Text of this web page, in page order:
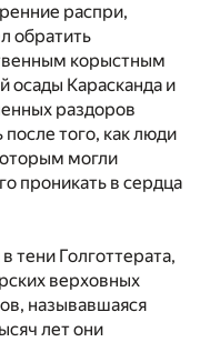
распри,
обратить
корыстным
осады Карасканда и
раздоров
того, как люди
могли
проникать в сердца
тени Голготтерата,
верховных
называвшаяся
лет они